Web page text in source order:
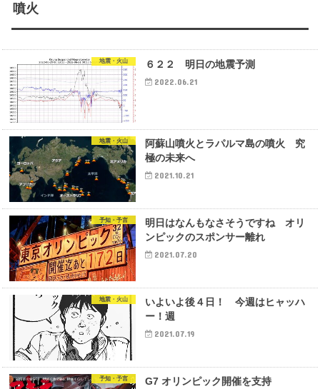
噴火
地震・火山 ６２２ 明日の地震予測
2022.06.21
地震・火山
阿蘇山噴火とラパルマ島の噴火 究
極の未来へ
2021.10.21
予知・予言
明日はなんもなさそうですね オリ
ンピックのスポンサー離れ
2021.07.20
地震・火山
いよいよ後４日！ 今週はヒャッハ
ー！週
2021.07.19
予知・予言
G7 オリンピック開催を支持